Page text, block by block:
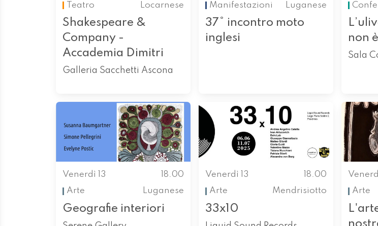
Teatro
Locarnese
Shakespeare &
Company -
Accademia Dimitri
Galleria Sacchetti Ascona
Manifestazioni
Luganese
37° incontro moto
inglesi
non
Sala
Venerdì 13
18.00
Arte
Luganese
Geografie interiori
Venerdì 13
18.00
Arte
Mendrisiotto
33x10
Arte